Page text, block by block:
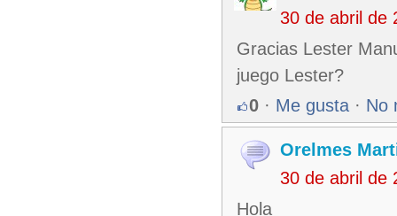
30 de abril de
Gracias Lester
juego Lester?
0 · Me gusta · No
Orelmes
30 de abril de
Hola